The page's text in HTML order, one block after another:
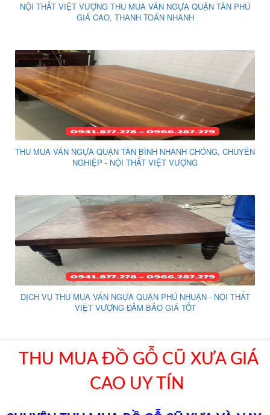
NỘI THẤT VIỆT VƯỢNG THU MUA VÁN NGỰA QUẬN TÂN PHÚ
GIÁ CAO, THANH TOÁN NHANH
THU MUA VÁN NGỰA QUẬN TÂN BÌNH NHANH CHÓNG, CHUYÊN
NGHIỆP - NỘI THẤT VIỆT VƯỢNG
DỊCH VỤ THU MUA VÁN NGỰA QUẬN PHÚ NHUẬN - NỘI THẤT
VIỆT VƯỢNG ĐẢM BẢO GIÁ TỐT
THU MUA ĐỒ GỖ CŨ XƯA GIÁ
CAO UY TÍN